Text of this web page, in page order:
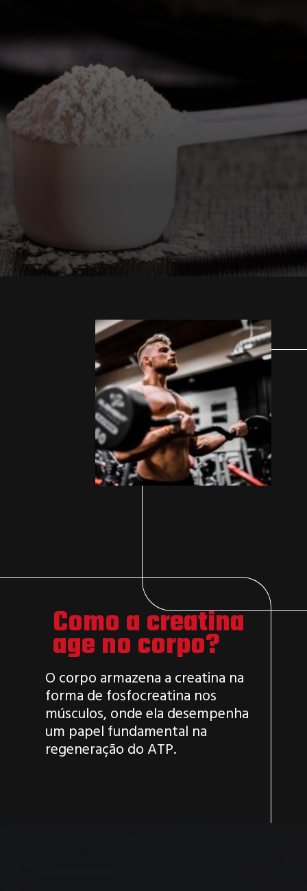
O corpo armazena a creatina na
forma de fosfocreatina nos
músculos, onde ela desempenha
um papel fundamental na
regeneração do ATP.
Como a creatina
age no corpo?